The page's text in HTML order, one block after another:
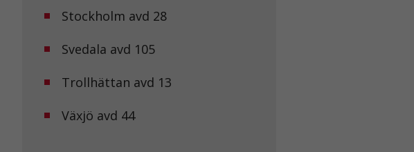
Stockholm avd 28
Svedala avd 105
Trollhättan avd 13
Växjö avd 44